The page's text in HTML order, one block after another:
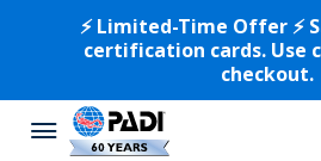
⚡️ Limited-Time Offer ⚡️
certification cards. Use
checkout.